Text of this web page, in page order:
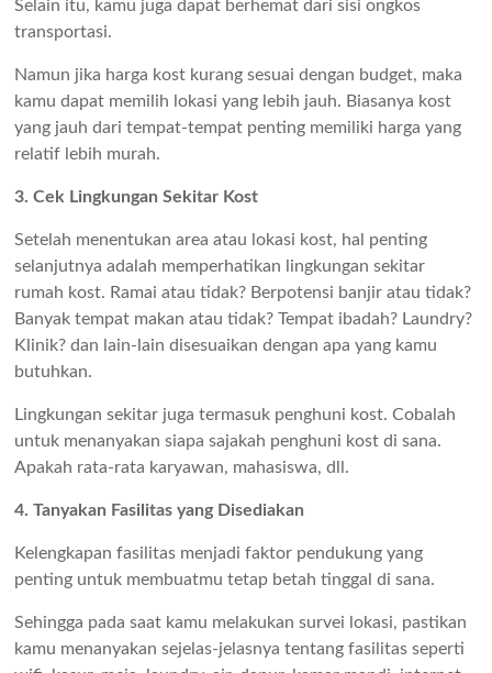
Selain itu, kamu juga dapat berhemat dari sisi ongkos
transportasi.
Namun jika harga kost kurang sesuai dengan budget, maka
kamu dapat memilih lokasi yang lebih jauh. Biasanya kost
yang jauh dari tempat-tempat penting memiliki harga yang
relatif lebih murah.
3. Cek Lingkungan Sekitar Kost
Setelah menentukan area atau lokasi kost, hal penting
selanjutnya adalah memperhatikan lingkungan sekitar
rumah kost. Ramai atau tidak? Berpotensi banjir atau tidak?
Banyak tempat makan atau tidak? Tempat ibadah? Laundry?
Klinik? dan lain-lain disesuaikan dengan apa yang kamu
butuhkan.
Lingkungan sekitar juga termasuk penghuni kost. Cobalah
untuk menanyakan siapa sajakah penghuni kost di sana.
Apakah rata-rata karyawan, mahasiswa, dll.
4. Tanyakan Fasilitas yang Disediakan
Kelengkapan fasilitas menjadi faktor pendukung yang
penting untuk membuatmu tetap betah tinggal di sana.
Sehingga pada saat kamu melakukan survei lokasi, pastikan
kamu menanyakan sejelas-jelasnya tentang fasilitas seperti